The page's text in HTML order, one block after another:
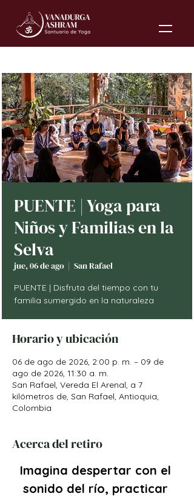
PUENTE | Yoga para
Niños y Familias en la
Selva
jue, 06 de ago
  |
San Rafael
PUENTE | Disfruta del tiempo con tu
familia sumergido en la naturaleza
Horario y ubicación
06 de ago de 2026, 2:00 p. m. – 09 de
ago de 2026, 11:30 a. m.
San Rafael, Vereda El Arenal, a 7
kilómetros de, San Rafael, Antioquia,
Colombia
Acerca del retiro
Imagina despertar con el
sonido del río, practicar